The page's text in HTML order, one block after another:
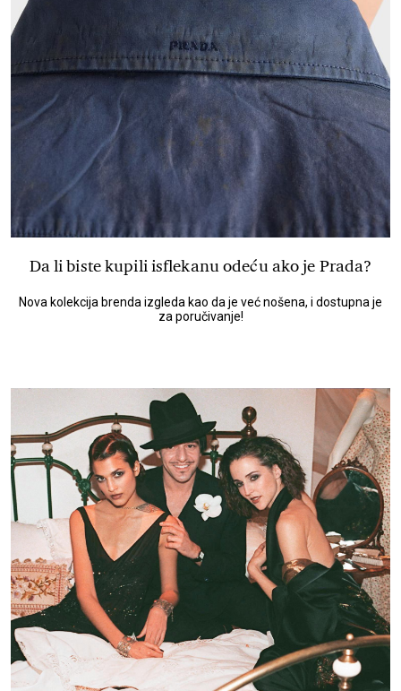
Da li biste kupili isflekanu odeću ako je Prada?
Nova kolekcija brenda izgleda kao da je već nošena, i dostupna je
za poručivanje!